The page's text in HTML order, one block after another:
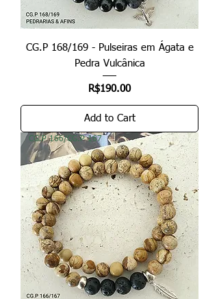
CG.P 168/169 - Pulseiras em Ágata e
Pedra Vulcânica
Price
R$190.00
Add to Cart
CG.P 166/CG.P 167